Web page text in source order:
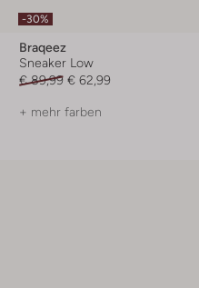
-30%
Braqeez
Sneaker Low
€ 89,99 € 62,99
+ mehr farben